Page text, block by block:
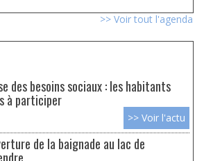
>> Voir tout l'agenda
des besoins sociaux : les habitants
à participer
>> Voir l'actu
de la baignade au lac de